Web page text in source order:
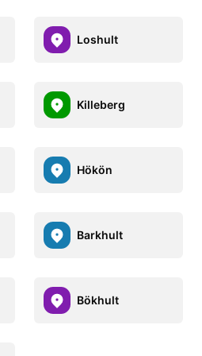
Loshult
Killeberg
Hökön
Barkhult
Bökhult